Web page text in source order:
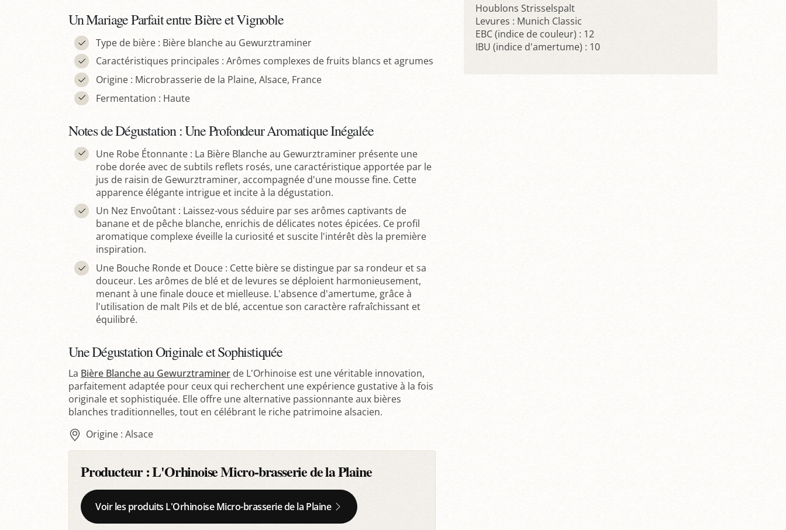
Un Mariage Parfait entre Bière et Vignoble
Type de bière : Bière blanche au Gewurztraminer
Caractéristiques principales : Arômes complexes de fruits blancs et agrumes
Origine : Microbrasserie de la Plaine, Alsace, France
Fermentation : Haute
Notes de Dégustation : Une Profondeur Aromatique Inégalée
Une Robe Étonnante : La Bière Blanche au Gewurztraminer présente une
robe dorée avec de subtils reflets rosés, une caractéristique apportée par le
jus de raisin de Gewurztraminer, accompagnée d'une mousse fine. Cette
apparence élégante intrigue et incite à la dégustation.
Un Nez Envoûtant : Laissez-vous séduire par ses arômes captivants de
banane et de pêche blanche, enrichis de délicates notes épicées. Ce profil
aromatique complexe éveille la curiosité et suscite l'intérêt dès la première
inspiration.
Une Bouche Ronde et Douce : Cette bière se distingue par sa rondeur et sa
douceur. Les arômes de blé et de levures se déploient harmonieusement,
menant à une finale douce et mielleuse. L'absence d'amertume, grâce à
l'utilisation de malt Pils et de blé, accentue son caractère rafraîchissant et
équilibré.
Une Dégustation Originale et Sophistiquée
La Bière Blanche au Gewurztraminer de L'Orhinoise est une véritable innovation,
parfaitement adaptée pour ceux qui recherchent une expérience gustative à la fois
originale et sophistiquée. Elle offre une alternative passionnante aux bières
blanches traditionnelles, tout en célébrant le riche patrimoine alsacien.
Origine : Alsace
Producteur :L'Orhinoise Micro-brasserie de la Plaine
Voir les produits L'Orhinoise Micro-brasserie de la Plaine
Houblons Strisselspalt
Levures : Munich Classic
EBC (indice de couleur) : 12
IBU (indice d'amertume) : 10